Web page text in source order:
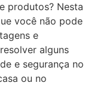
produtos? Nesta
você não pode
e
alguns
e segurança no
ou no